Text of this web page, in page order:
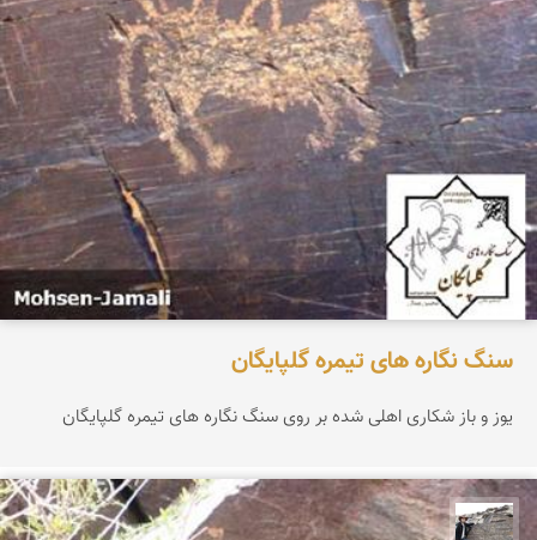
سنگ نگاره های تیمره گلپایگان
یوز و باز شکاری اهلی شده بر روی سنگ نگاره های تیمره گلپایگان
محسن جمالی